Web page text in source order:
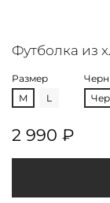
Футболка из
Размер
M
L
2 990 ₽